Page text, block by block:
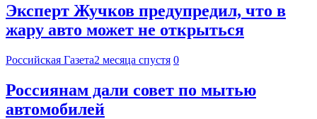
Эксперт Жучков предупредил, что в
жару авто может не открыться
Российская Газета2 месяца спустя 0
Россиянам дали совет по мытью
автомобилей